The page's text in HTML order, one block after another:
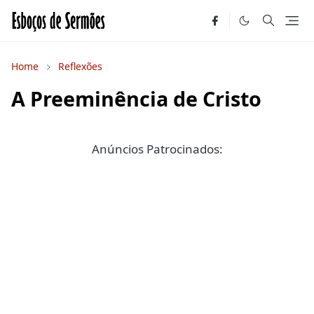
Home Reflexões
A Preeminência de Cristo
Anúncios Patrocinados: